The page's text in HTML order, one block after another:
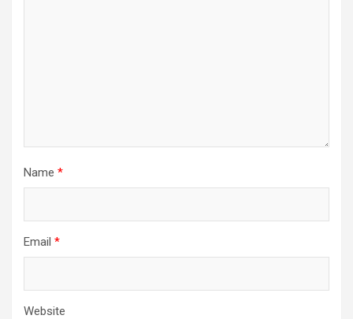
Name *
Email *
Website